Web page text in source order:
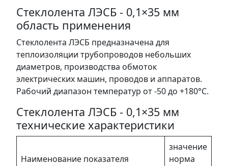
Стеклолента ЛЭСБ - 0,1×35 мм
область применения
Стеклолента ЛЭСБ предназначена для
теплоизоляции трубопроводов небольших
диаметров, производства обмоток
электрических машин, проводов и аппаратов.
Рабочий диапазон температур от -50 до +180°C.
Стеклолента ЛЭСБ - 0,1×35 мм
технические характеристики
Наименование показателя
значение
норма